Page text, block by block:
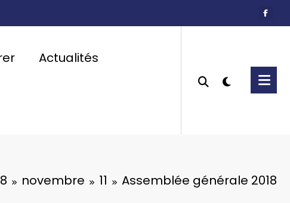
Actualités
novembre 11 Assemblée générale 2018